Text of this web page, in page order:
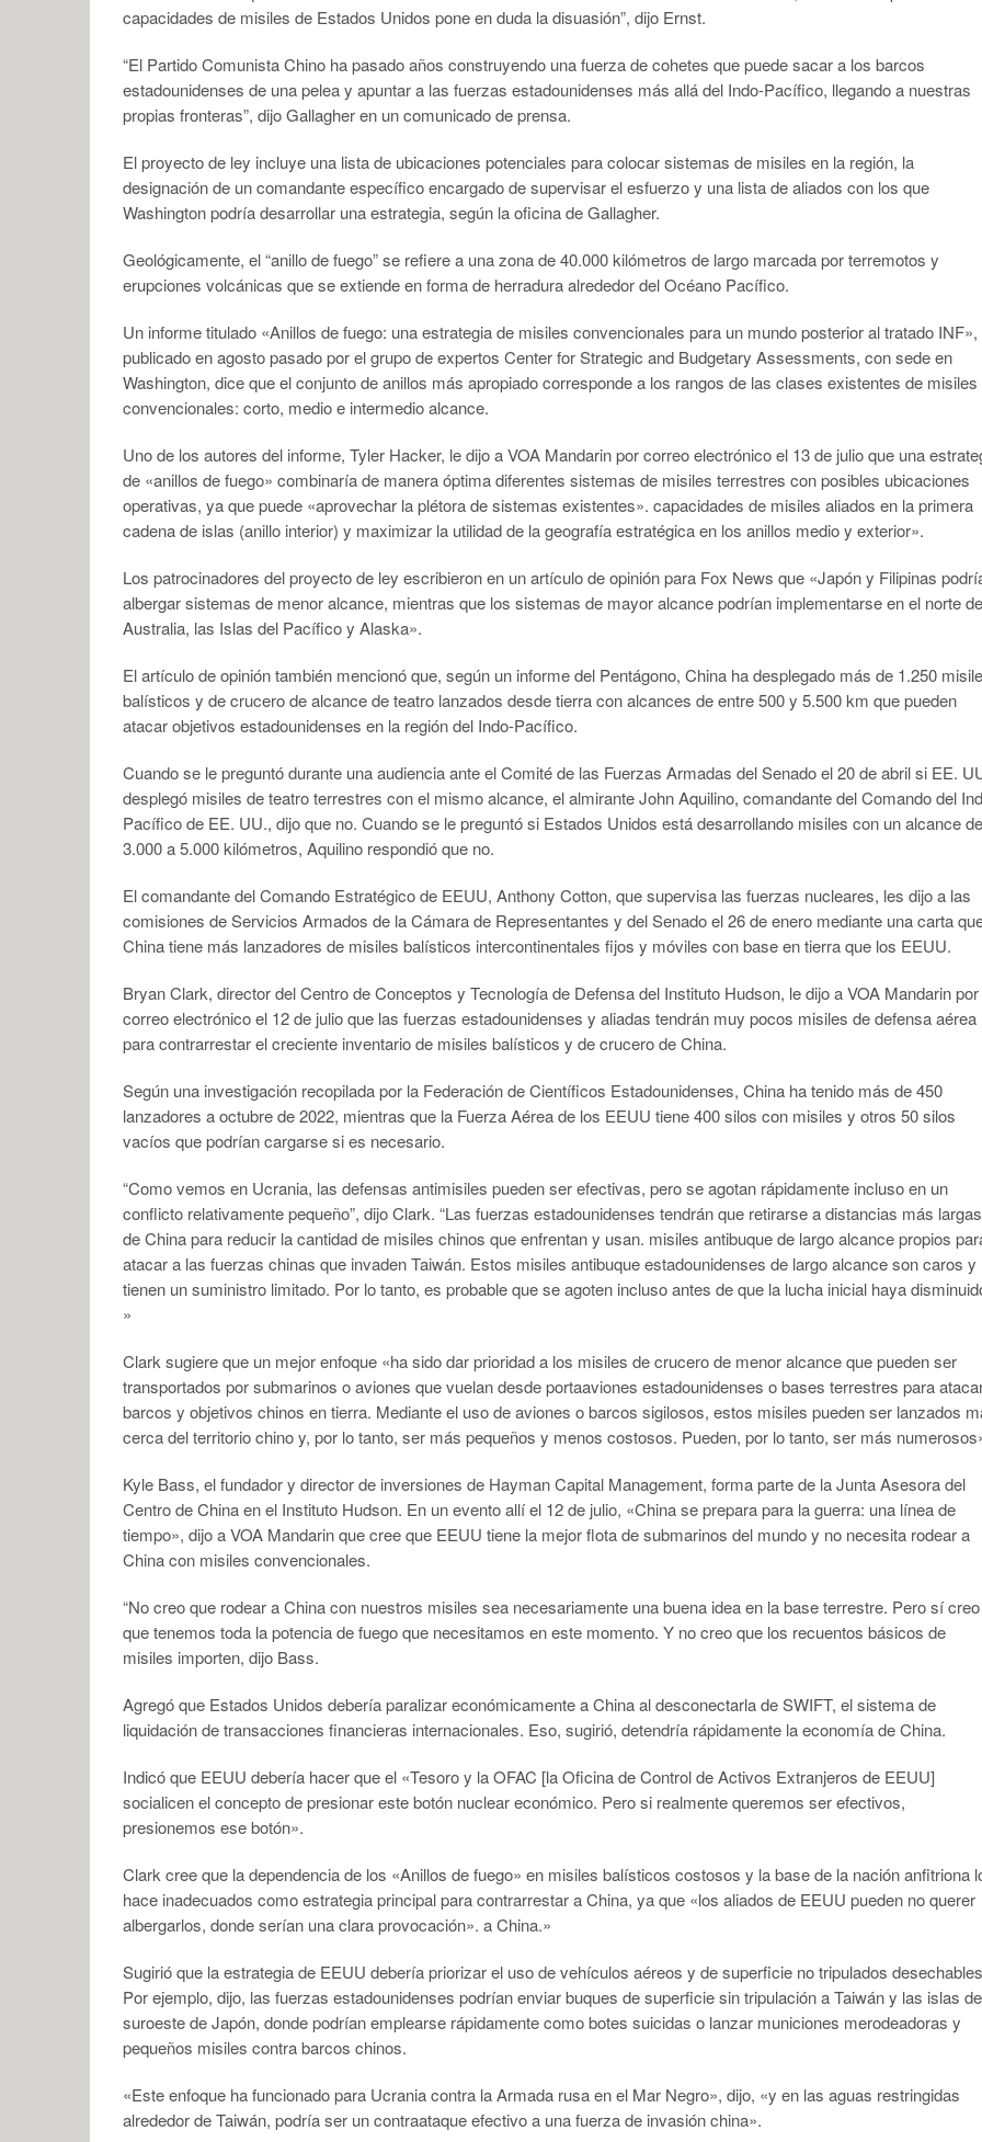
capacidades de misiles de Estados Unidos pone en duda la disuasión”, dijo Ernst.
“El Partido Comunista Chino ha pasado años construyendo una fuerza de cohetes que puede sacar a los barcos
estadounidenses de una pelea y apuntar a las fuerzas estadounidenses más allá del Indo-Pacífico, llegando a nuestras
propias fronteras”, dijo Gallagher en un comunicado de prensa.
El proyecto de ley incluye una lista de ubicaciones potenciales para colocar sistemas de misiles en la región, la
designación de un comandante específico encargado de supervisar el esfuerzo y una lista de aliados con los que
Washington podría desarrollar una estrategia, según la oficina de Gallagher.
Geológicamente, el “anillo de fuego” se refiere a una zona de 40.000 kilómetros de largo marcada por terremotos y
erupciones volcánicas que se extiende en forma de herradura alrededor del Océano Pacífico.
Un informe titulado «Anillos de fuego: una estrategia de misiles convencionales para un mundo posterior al tratado INF»,
publicado en agosto pasado por el grupo de expertos Center for Strategic and Budgetary Assessments, con sede en
Washington, dice que el conjunto de anillos más apropiado corresponde a los rangos de las clases existentes de misiles
convencionales: corto, medio e intermedio alcance.
Uno de los autores del informe, Tyler Hacker, le dijo a VOA Mandarin por correo electrónico el 13 de julio que una
de «anillos de fuego» combinaría de manera óptima diferentes sistemas de misiles terrestres con posibles ubicaciones
operativas, ya que puede «aprovechar la plétora de sistemas existentes». capacidades de misiles aliados en la primera
cadena de islas (anillo interior) y maximizar la utilidad de la geografía estratégica en los anillos medio y exterior».
Los patrocinadores del proyecto de ley escribieron en un artículo de opinión para Fox News que «Japón y Filipinas
albergar sistemas de menor alcance, mientras que los sistemas de mayor alcance podrían implementarse en el norte de
Australia, las Islas del Pacífico y Alaska».
El artículo de opinión también mencionó que, según un informe del Pentágono, China ha desplegado más de 1.250
balísticos y de crucero de alcance de teatro lanzados desde tierra con alcances de entre 500 y 5.500 km que pueden
atacar objetivos estadounidenses en la región del Indo-Pacífico.
Cuando se le preguntó durante una audiencia ante el Comité de las Fuerzas Armadas del Senado el 20 de abril si EE.
desplegó misiles de teatro terrestres con el mismo alcance, el almirante John Aquilino, comandante del Comando del
Pacífico de EE. UU., dijo que no. Cuando se le preguntó si Estados Unidos está desarrollando misiles con un alcance de
3.000 a 5.000 kilómetros, Aquilino respondió que no.
El comandante del Comando Estratégico de EEUU, Anthony Cotton, que supervisa las fuerzas nucleares, les dijo a las
comisiones de Servicios Armados de la Cámara de Representantes y del Senado el 26 de enero mediante una carta
China tiene más lanzadores de misiles balísticos intercontinentales fijos y móviles con base en tierra que los EEUU.
Bryan Clark, director del Centro de Conceptos y Tecnología de Defensa del Instituto Hudson, le dijo a VOA Mandarin por
correo electrónico el 12 de julio que las fuerzas estadounidenses y aliadas tendrán muy pocos misiles de defensa aérea
para contrarrestar el creciente inventario de misiles balísticos y de crucero de China.
Según una investigación recopilada por la Federación de Científicos Estadounidenses, China ha tenido más de 450
lanzadores a octubre de 2022, mientras que la Fuerza Aérea de los EEUU tiene 400 silos con misiles y otros 50 silos
vacíos que podrían cargarse si es necesario.
“Como vemos en Ucrania, las defensas antimisiles pueden ser efectivas, pero se agotan rápidamente incluso en un
conflicto relativamente pequeño”, dijo Clark. “Las fuerzas estadounidenses tendrán que retirarse a distancias más largas
de China para reducir la cantidad de misiles chinos que enfrentan y usan. misiles antibuque de largo alcance propios
atacar a las fuerzas chinas que invaden Taiwán. Estos misiles antibuque estadounidenses de largo alcance son caros y
tienen un suministro limitado. Por lo tanto, es probable que se agoten incluso antes de que la lucha inicial haya
»
Clark sugiere que un mejor enfoque «ha sido dar prioridad a los misiles de crucero de menor alcance que pueden ser
transportados por submarinos o aviones que vuelan desde portaaviones estadounidenses o bases terrestres para
barcos y objetivos chinos en tierra. Mediante el uso de aviones o barcos sigilosos, estos misiles pueden ser lanzados
cerca del territorio chino y, por lo tanto, ser más pequeños y menos costosos. Pueden, por lo tanto, ser más
Kyle Bass, el fundador y director de inversiones de Hayman Capital Management, forma parte de la Junta Asesora del
Centro de China en el Instituto Hudson. En un evento allí el 12 de julio, «China se prepara para la guerra: una línea de
tiempo», dijo a VOA Mandarin que cree que EEUU tiene la mejor flota de submarinos del mundo y no necesita rodear a
China con misiles convencionales.
“No creo que rodear a China con nuestros misiles sea necesariamente una buena idea en la base terrestre. Pero sí creo
que tenemos toda la potencia de fuego que necesitamos en este momento. Y no creo que los recuentos básicos de
misiles importen, dijo Bass.
Agregó que Estados Unidos debería paralizar económicamente a China al desconectarla de SWIFT, el sistema de
liquidación de transacciones financieras internacionales. Eso, sugirió, detendría rápidamente la economía de China.
Indicó que EEUU debería hacer que el «Tesoro y la OFAC [la Oficina de Control de Activos Extranjeros de EEUU]
socialicen el concepto de presionar este botón nuclear económico. Pero si realmente queremos ser efectivos,
presionemos ese botón».
Clark cree que la dependencia de los «Anillos de fuego» en misiles balísticos costosos y la base de la nación anfitriona
hace inadecuados como estrategia principal para contrarrestar a China, ya que «los aliados de EEUU pueden no querer
albergarlos, donde serían una clara provocación». a China.»
Sugirió que la estrategia de EEUU debería priorizar el uso de vehículos aéreos y de superficie no tripulados
Por ejemplo, dijo, las fuerzas estadounidenses podrían enviar buques de superficie sin tripulación a Taiwán y las islas
suroeste de Japón, donde podrían emplearse rápidamente como botes suicidas o lanzar municiones merodeadoras y
pequeños misiles contra barcos chinos.
«Este enfoque ha funcionado para Ucrania contra la Armada rusa en el Mar Negro», dijo, «y en las aguas restringidas
alrededor de Taiwán, podría ser un contraataque efectivo a una fuerza de invasión china».